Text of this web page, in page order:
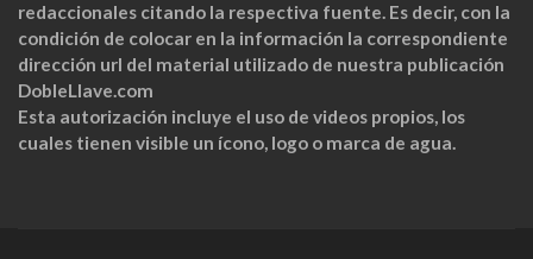
redaccionales citando la respectiva fuente. Es decir, con la
condición de colocar en la información la correspondiente
dirección url del material utilizado de nuestra publicación
DobleLlave.com
Esta autorización incluye el uso de videos propios, los
cuales tienen visible un ícono, logo o marca de agua.